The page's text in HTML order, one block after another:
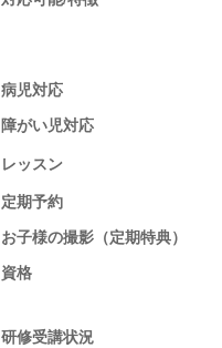
病児対応
障がい児対応
レッスン
定期予約
お子様の撮影（定期特典）
資格
研修受講状況